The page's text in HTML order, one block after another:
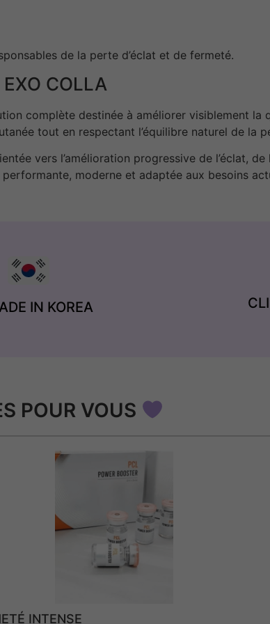
de la perte d’éclat et de fermeté.
COLLA
complète destinée à améliorer visiblement
tout en respectant l’équilibre naturel de la
vers l’amélioration progressive de l’éclat,
moderne et adaptée aux besoins
IN KOREA
POUR VOUS
INTENSE